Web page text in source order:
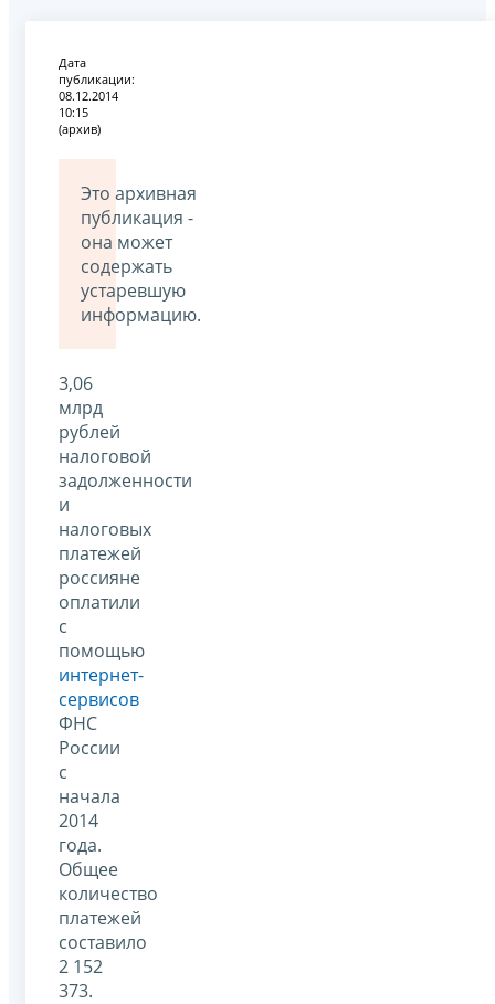
Дата
публикации:
08.12.2014
10:15
(архив)
Это архивная
публикация -
она может
содержать
устаревшую
информацию.
3,06
млрд
рублей
налоговой
задолженности
и
налоговых
платежей
россияне
оплатили
с
помощью
интернет-
сервисов
ФНС
России
с
начала
2014
года.
Общее
количество
платежей
составило
2 152
373.